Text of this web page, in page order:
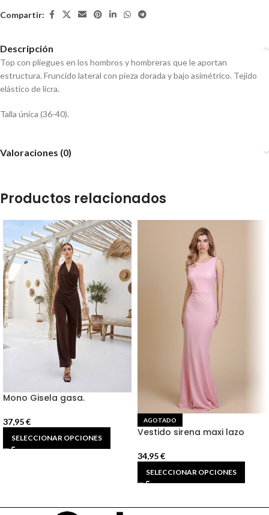
Compartir:
Descripción
Top con pliegues en los hombros y hombreras que le aportan
estructura. Fruncido lateral con pieza dorada y bajo asimétrico. Tejido
elástico de licra.
Talla única (36-40).
Valoraciones (0)
Productos relacionados
Mono Gisela gasa.
37,95€
SELECCIONAR OPCIONES
AGOTADO
Vestido sirena maxi lazo
34,95€
SELECCIONAR OPCIONES